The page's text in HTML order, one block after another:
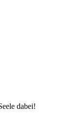
dabei!